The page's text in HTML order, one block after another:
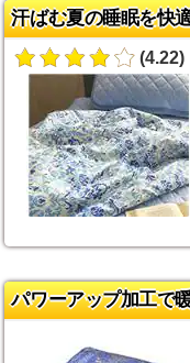
汗ばむ夏の睡眠を快
(4.22)
パワーアップ加工で